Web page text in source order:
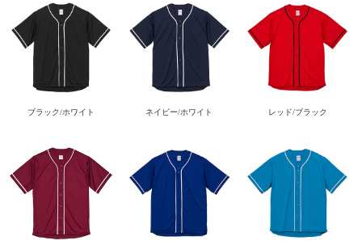
ブラック/ホワイト ネイビー/ホワイト レッド/ブラック